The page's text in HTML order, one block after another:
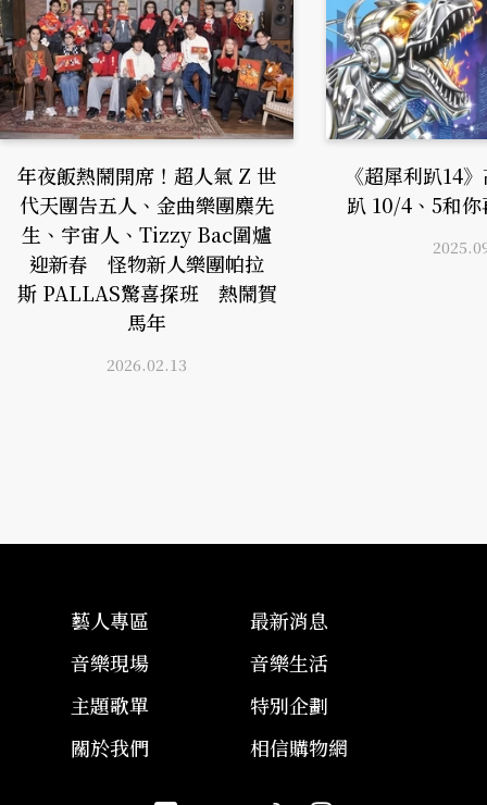
年夜飯熱鬧開席！超人氣 Z 世
代天團告五人、金曲樂團麋先
生、宇宙人、Tizzy Bac圍爐
迎新春 怪物新人樂團帕拉
斯 PALLAS驚喜探班 熱鬧賀
馬年
2026.02.13
《超犀利趴14
趴 10/4、5和
藝人專區
最新消息
音樂現場
音樂生活
主題歌單
特別企劃
關於我們
相信購物網